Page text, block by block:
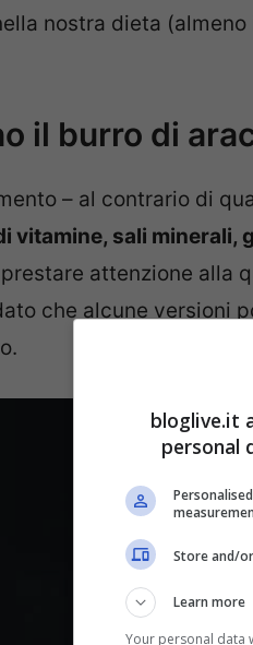
nostra dieta
il burro di
– al contrario di
vitamine, sali minerali,
attenzione alla
che alcune versioni
bloglive.it
personal
Store and/
Learn more
Your personal data